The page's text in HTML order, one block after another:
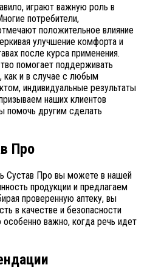
играют важную роль в
потребители,
положительное влияние
улучшение комфорта и
после курса применения.
помогает поддерживать
как и в случае с любым
индивидуальные результаты
наших клиентов
помочь другим сделать
Про
Сустав Про вы можете в нашей
продукции и предлагаем
проверенную аптеку, вы
в качестве и безопасности
важно, когда речь идет